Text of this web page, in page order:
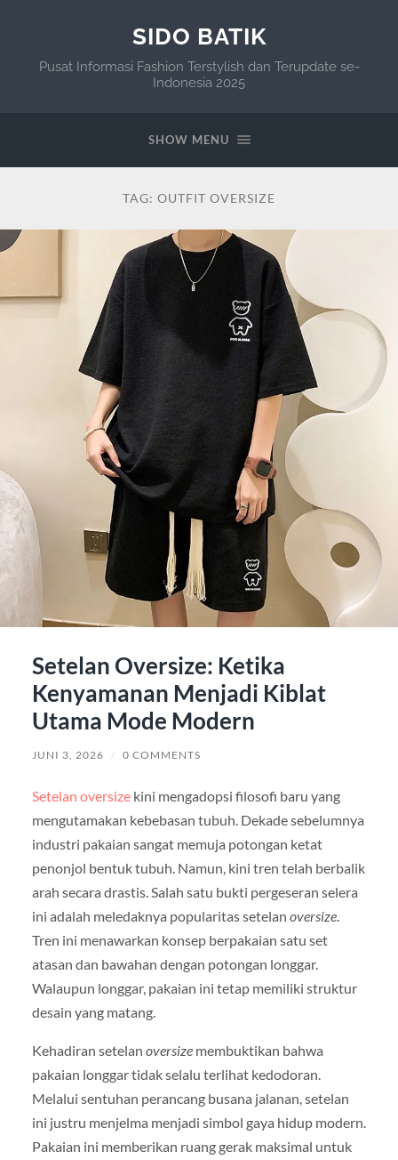
SIDO BATIK
Pusat Informasi Fashion Terstylish dan Terupdate se-
Indonesia 2025
SHOW MENU
TAG: OUTFIT OVERSIZE
Setelan Oversize: Ketika
Kenyamanan Menjadi Kiblat
Utama Mode Modern
JUNI 3, 2026 / 0 COMMENTS
Setelan oversizekini mengadopsi filosofi baru yang
mengutamakan kebebasan tubuh. Dekade sebelumnya
industri pakaian sangat memuja potongan ketat
penonjol bentuk tubuh. Namun, kini tren telah berbalik
arah secara drastis. Salah satu bukti pergeseran selera
ini adalah meledaknya popularitas setelan oversize.
Tren ini menawarkan konsep berpakaian satu set
atasan dan bawahan dengan potongan longgar.
Walaupun longgar, pakaian ini tetap memiliki struktur
desain yang matang.
Kehadiran setelan oversizemembuktikan bahwa
pakaian longgar tidak selalu terlihat kedodoran.
Melalui sentuhan perancang busana jalanan, setelan
ini justru menjelma menjadi simbol gaya hidup modern.
Pakaian ini memberikan ruang gerak maksimal untuk